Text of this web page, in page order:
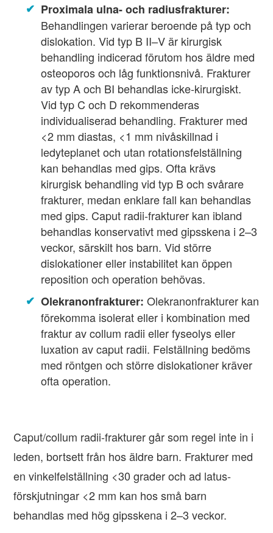
Proximala ulna- och radiusfrakturer:
Behandlingen varierar beroende på typ och
dislokation. Vid typ B II–V är kirurgisk
behandling indicerad förutom hos äldre med
osteoporos och låg funktionsnivå. Frakturer
av typ A och BI behandlas icke-kirurgiskt.
Vid typ C och D rekommenderas
individualiserad behandling. Frakturer med
<2 mm diastas, <1 mm nivåskillnad i
ledyteplanet och utan rotationsfelställning
kan behandlas med gips. Ofta krävs
kirurgisk behandling vid typ B och svårare
frakturer, medan enklare fall kan behandlas
med gips. Caput radii-frakturer kan ibland
behandlas konservativt med gipsskena i 2–3
veckor, särskilt hos barn. Vid större
dislokationer eller instabilitet kan öppen
reposition och operation behövas.
Olekranonfrakturer: Olekranonfrakturer kan
förekomma isolerat eller i kombination med
fraktur av collum radii eller fyseolys eller
luxation av caput radii. Felställning bedöms
med röntgen och större dislokationer kräver
ofta operation.
Caput/collum radii-frakturer går som regel inte in i
leden, bortsett från hos äldre barn. Frakturer med
en vinkelfelställning <30 grader och ad latus-
förskjutningar <2 mm kan hos små barn
behandlas med hög gipsskena i 2–3 veckor.